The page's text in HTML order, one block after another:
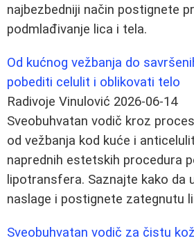
najbezbedniji način postignete
podmlađivanje lica i tela.
Od kućnog vežbanja do
pobediti celulit i oblikovati telo
Radivoje Vinulović 2026-06-14
Sveobuhvatan vodič kroz
od vežbanja kod kuće i
naprednih estetskih procedura
lipotransfera. Saznajte kako da
naslage i postignete zategnutu
Sveobuhvatan vodič za čistu